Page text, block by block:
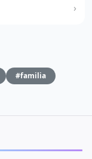
#familia